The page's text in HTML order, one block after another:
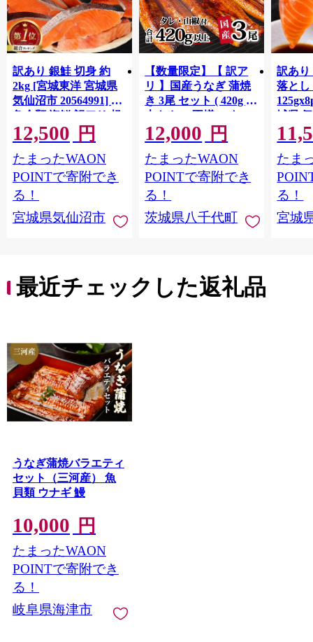
訳あり 銀鮭 切身 約
2kg [宮城東洋 宮城県
気仙沼市 20564991] 鮭
魚介類 海鮮 訳アリ 規
格外 不揃い さけ サケ
鮭切身 シャケ 切り身
冷凍 家庭用 おかず 弁
当 支援 サーモン 銀鮭
切り身 魚 わけあり
12,500 円
たまったWAON
POINTで寄附でき
る！
宮城県気仙沼市
【数量限定】【 訳ア
リ 】国産うなぎ 蒲焼
き 3尾 セット ( 420g )
大きさ の不揃い タ
レ・山椒付き ウナギ
鰻 ふぞろい 不揃い う
な重 ひつまぶし 人気
茨城 八千代町 ふるさ
と納税 冷凍 [SF951ya]
12,000 円
たまったWAON
POINTで寄附でき
る！
茨城県八千代町
訳あり
落とし
城県
お刺し
生 生
鮭 銀
介
たま
る！
宮城
最近チェックした返礼品
うなぎ蒲焼バラエティ
セット（三河産） 魚
貝類 ウナギ 鰻
10,000 円
たまったWAON
POINTで寄附でき
る！
岐阜県海津市